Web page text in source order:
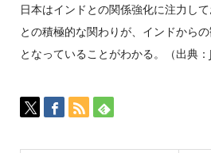
日本はインドとの関係強化に注力し
との積極的な関わりが、インドから
となっていることがわかる。（出典：